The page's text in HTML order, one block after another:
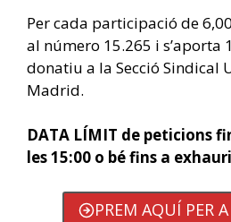
Per cada participació de
al número 15.265 i s’aporta
donatiu a la Secció Sindical
Madrid.
DATA LÍMIT de peticions
les 15:00 o bé fins a
PREM AQUÍ PER